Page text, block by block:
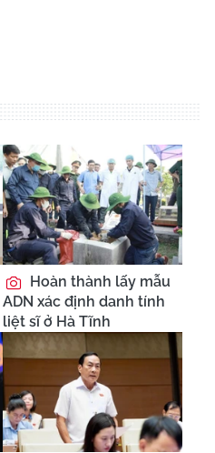
Hoàn thành lấy mẫu
ADN xác định danh tính
liệt sĩ ở Hà Tĩnh